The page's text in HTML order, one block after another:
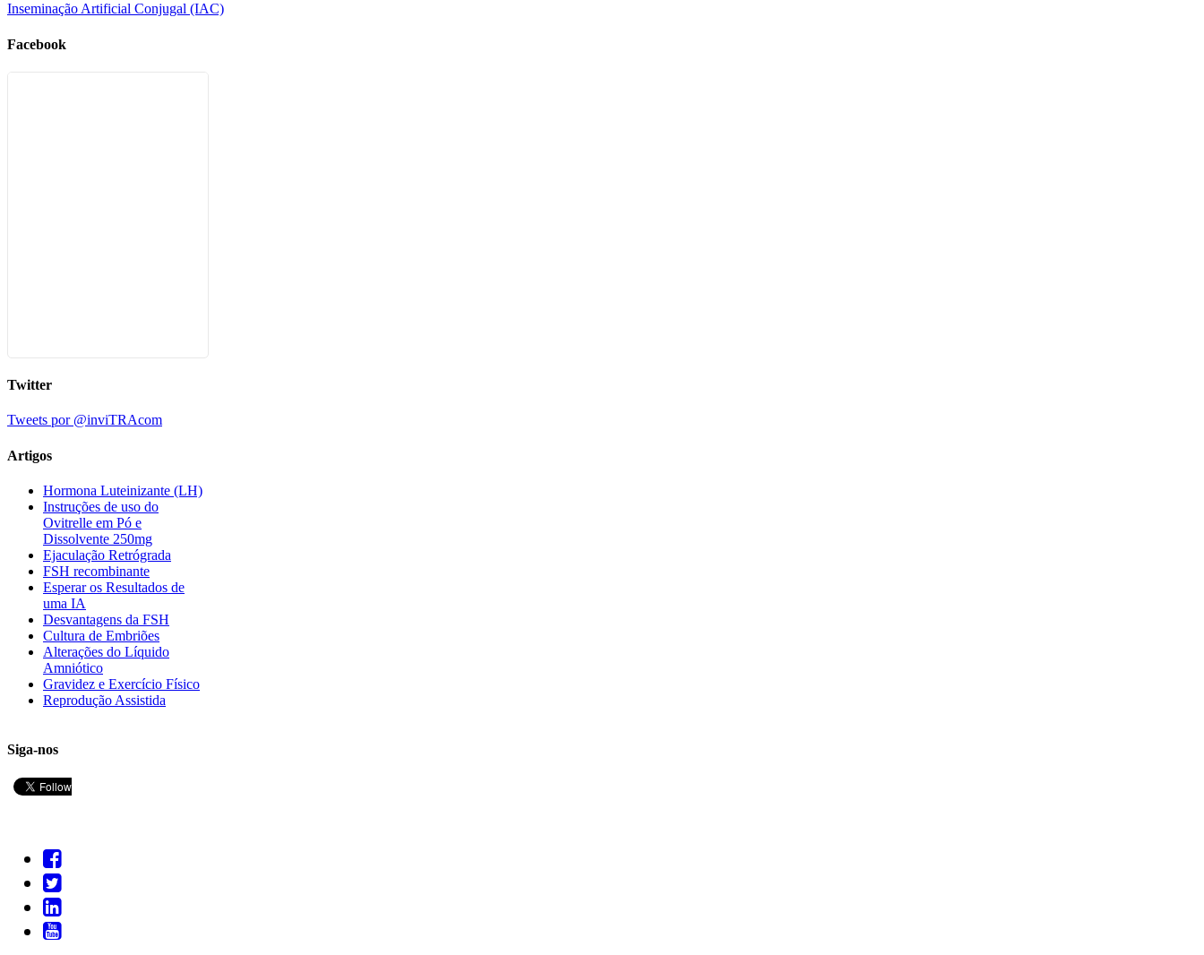
Inseminação Artificial Conjugal (IAC)
Facebook
Twitter
Tweets por @inviTRAcom
Artigos
Hormona Luteinizante (LH)
Instruções de uso do
Ovitrelle em Pó e
Dissolvente 250mg
Ejaculação Retrógrada
FSH recombinante
Esperar os Resultados de
uma IA
Desvantagens da FSH
Cultura de Embriões
Alterações do Líquido
Amniótico
Gravidez e Exercício Físico
Reprodução Assistida
Siga-nos